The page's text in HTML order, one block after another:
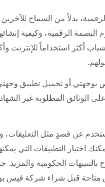
بدلاً من السماح
الرقمية، وكيفية
أكثر استخداماً للإنترنت
بوجهتي أو تحميل تطبيق
الوثائق المطلوبة غير
عن قصدٍ مثل
اختيار التطبيقات التي
الحكومية والمزيد.